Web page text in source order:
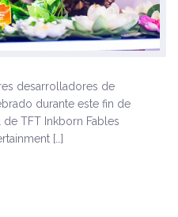
desarrolladores de
durante este fin de
TFT Inkborn Fables
[…]